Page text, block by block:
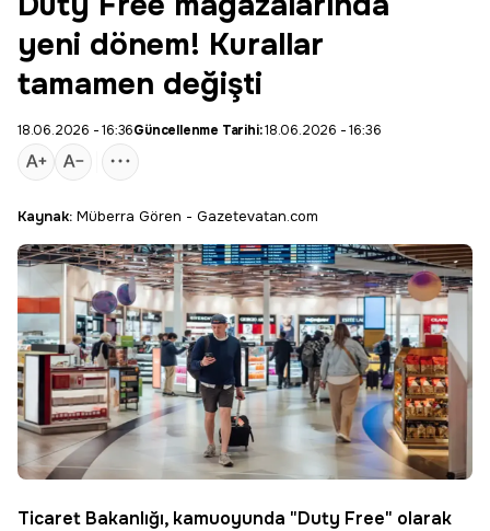
yeni dönem! Kurallar
tamamen değişti
18.06.2026 - 16:36Güncellenme Tarihi:18.06.2026 - 16:36
Kaynak: Müberra Gören - Gazetevatan.com
Ticaret Bakanlığı, kamuoyunda "Duty Free" olarak